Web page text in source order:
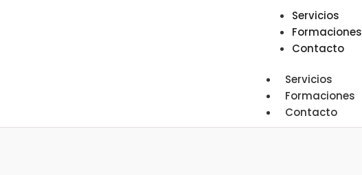
Servicios
Formaciones
Contacto
Servicios
Formaciones
Contacto